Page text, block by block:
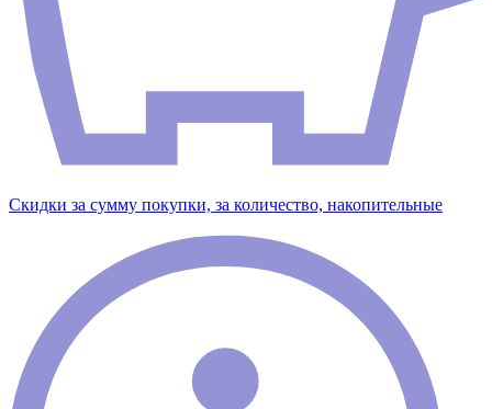
Скидки за сумму покупки, за количество, накопительные